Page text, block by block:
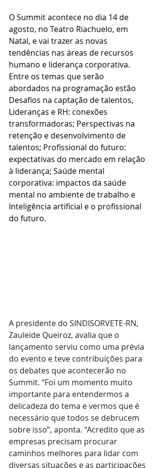
O Summit acontece no dia 14 de
agosto, no Teatro Riachuelo, em
Natal, e vai trazer as novas
tendências nas áreas de recursos
humano e liderança corporativa.
Entre os temas que serão
abordados na programação estão
Desafios na captação de talentos,
Lideranças e RH: conexões
transformadoras; Perspectivas na
retenção e desenvolvimento de
talentos; Profissional do futuro:
expectativas do mercado em relação
à liderança; Saúde mental
corporativa: impactos da saúde
mental no ambiente de trabalho e
Inteligência artificial e o profissional
do futuro.
A presidente do SINDISORVETE-RN,
Zauleide Queiroz, avalia que o
lançamento serviu como uma prévia
do evento e teve contribuições para
os debates que acontecerão no
Summit. “Foi um momento muito
importante para entendermos a
delicadeza do tema e vermos que é
necessário que todos se debrucem
sobre isso”, aponta. “Acredito que as
empresas precisam procurar
caminhos melhores para lidar com
diversas situações e as participações